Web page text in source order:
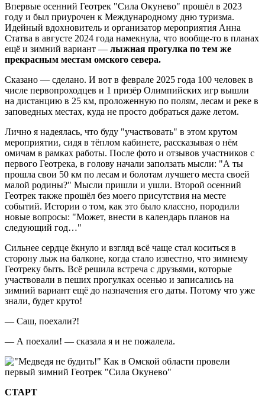
Впервые осенний Геотрек "Сила Окунево" прошёл в 2023
году и был приурочен к Международному дню туризма.
Идейный вдохновитель и организатор мероприятия Анна
Статва в августе 2024 года намекнула, что вообще-то в планах
ещё и зимний вариант — лыжная прогулка по тем же
прекрасным местам омского севера.
Сказано — сделано. И вот в феврале 2025 года 100 человек в
числе первопроходцев и 1 призёр Олимпийских игр вышли
на дистанцию в 25 км, проложенную по полям, лесам и реке в
заповедных местах, куда не просто добраться даже летом.
Лично я надеялась, что буду "участвовать" в этом крутом
мероприятии, сидя в тёплом кабинете, рассказывая о нём
омичам в рамках работы. После фото и отзывов участников с
первого Геотрека, в голову начали заползать мысли: "А ты
прошла свои 50 км по лесам и болотам лучшего места своей
малой родины?" Мысли пришли и ушли. Второй осенний
Геотрек также прошёл без моего присутствия на месте
событий. Истории о том, как это было классно, породили
новые вопросы: "Может, внести в календарь планов на
следующий год…"
Сильнее сердце ёкнуло и взгляд всё чаще стал коситься в
сторону лыж на балконе, когда стало известно, что зимнему
Геотреку быть. Всё решила встреча с друзьями, которые
участвовали в пеших прогулках осенью и записались на
зимний вариант ещё до назначения его даты. Потому что уже
знали, будет круто!
— Саш, поехали?!
— А поехали! — сказала я и не пожалела.
СТАРТ